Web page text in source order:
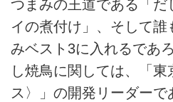
つまみの王道である「だ
イの煮付け」、そして誰
みベスト3に入れるであ
し焼鳥に関しては、「東
ス〉」の開発リーダー